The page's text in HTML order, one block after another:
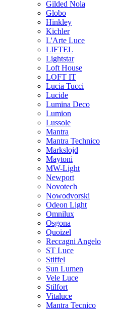
Gilded Nola
Globo
Hinkley
Kichler
L'Arte Luce
LIFTEL
Lightstar
Loft House
LOFT IT
Lucia Tucci
Lucide
Lumina Deco
Lumion
Lussole
Mantra
Mantra Technico
Markslojd
Maytoni
MW-Light
Newport
Novotech
Nowodvorski
Odeon Light
Omnilux
Osgona
Quoizel
Reccagni Angelo
ST Luce
Stiffel
Sun Lumen
Vele Luce
Stilfort
Vitaluce
Mantra Tecnico